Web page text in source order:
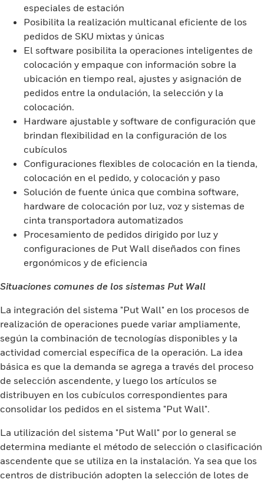
especiales de estación
Posibilita la realización multicanal eficiente de los
pedidos de SKU mixtas y únicas
El software posibilita la operaciones inteligentes de
colocación y empaque con información sobre la
ubicación en tiempo real, ajustes y asignación de
pedidos entre la ondulación, la selección y la
colocación.
Hardware ajustable y software de configuración que
brindan flexibilidad en la configuración de los
cubículos
Configuraciones flexibles de colocación en la tienda,
colocación en el pedido, y colocación y paso
Solución de fuente única que combina software,
hardware de colocación por luz, voz y sistemas de
cinta transportadora automatizados
Procesamiento de pedidos dirigido por luz y
configuraciones de Put Wall diseñados con fines
ergonómicos y de eficiencia
Situaciones comunes de los sistemas Put Wall
La integración del sistema "Put Wall" en los procesos de
realización de operaciones puede variar ampliamente,
según la combinación de tecnologías disponibles y la
actividad comercial específica de la operación. La idea
básica es que la demanda se agrega a través del proceso
de selección ascendente, y luego los artículos se
distribuyen en los cubículos correspondientes para
consolidar los pedidos en el sistema "Put Wall".
La utilización del sistema "Put Wall" por lo general se
determina mediante el método de selección o clasificación
ascendente que se utiliza en la instalación. Ya sea que los
centros de distribución adopten la selección de lotes de